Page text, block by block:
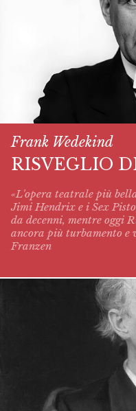
Frank Wedekind
RISVEGLIO
«L'opera teatrale più
Jimi Hendrix e i Sex
da decenni, mentre oggi
ancora più turbamento e
Franzen